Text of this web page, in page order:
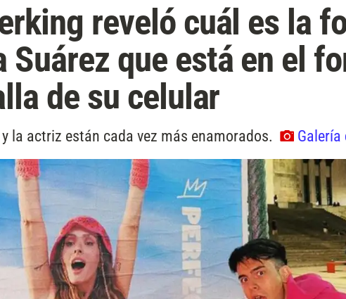
reveló cuál es la
Suárez que está en el
de su celular
la actriz están cada vez más enamorados.